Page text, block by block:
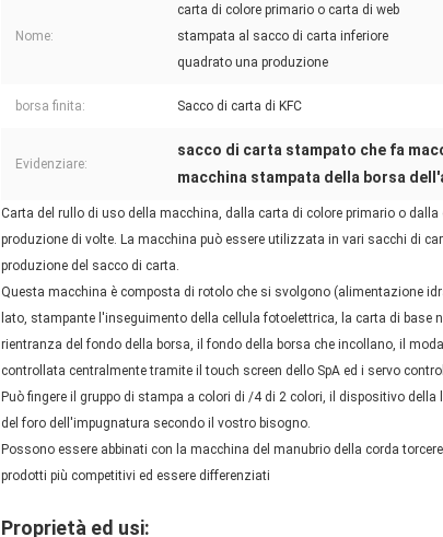
Nome:
carta di colore primario o carta di web
stampata al sacco di carta inferiore
quadrato una produzione
borsa finita: Sacco di carta di KFC
Evidenziare:
sacco di carta stampato che fa
macchina stampata della borsa
Carta del rullo di uso della macchina, dalla carta di colore primario o
produzione di volte. La macchina può essere utilizzata in vari sacchi di
produzione del sacco di carta.
Questa macchina è composta di rotolo che si svolgono (alimentazione
lato, stampante l'inseguimento della cellula fotoelettrica, la carta di
rientranza del fondo della borsa, il fondo della borsa che incollano, il
controllata centralmente tramite il touch screen dello SpA ed i servo
Può fingere il gruppo di stampa a colori di /4 di 2 colori, il dispositivo
del foro dell'impugnatura secondo il vostro bisogno.
Possono essere abbinati con la macchina del manubrio della corda
prodotti più competitivi ed essere differenziati
Proprietà ed usi: